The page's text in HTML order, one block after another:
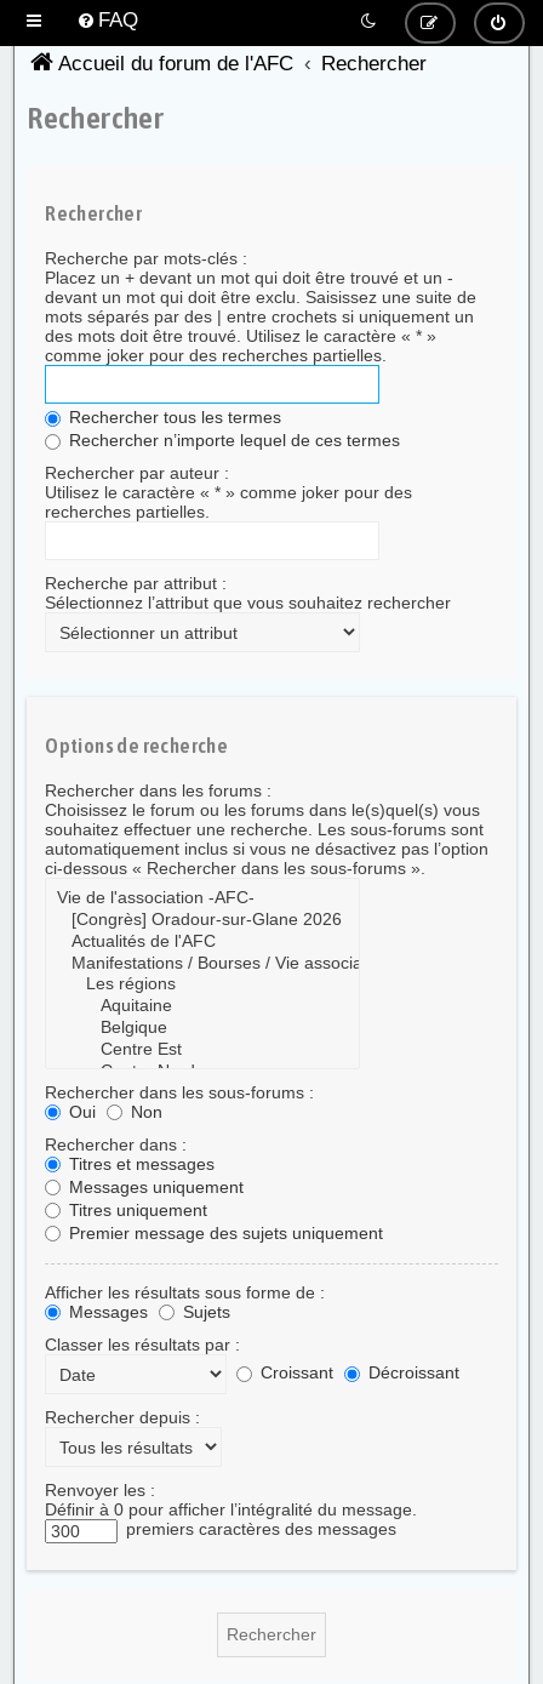
FAQ
Accueil du forum de l'AFC
Rechercher
Rechercher
Rechercher
Recherche par mots-clés :
Placez un+ devant un mot qui doit être trouvé et un-
devant un mot qui doit être exclu. Saisissez une suite de
mots séparés par des | entre crochets si uniquement un
des mots doit être trouvé. Utilisez le caractère « * »
comme joker pour des recherches partielles.
Rechercher tous les termes
Rechercher n’importe lequel de ces termes
Rechercher par auteur :
Utilisez le caractère « * » comme joker pour des
recherches partielles.
Recherche par attribut :
Sélectionnez l’attribut que vous souhaitez rechercher
Options de recherche
Rechercher dans les forums :
Choisissez le forum ou les forums dans le(s)quel(s) vous
souhaitez effectuer une recherche. Les sous-forums sont
automatiquement inclus si vous ne désactivez pas l’option
ci-dessous « Rechercher dans les sous-forums ».
Rechercher dans les sous-forums :
Oui
Non
Rechercher dans :
Titres et messages
Messages uniquement
Titres uniquement
Premier message des sujets uniquement
Afficher les résultats sous forme de :
Messages
Sujets
Classer les résultats par :
Croissant
Décroissant
Rechercher depuis :
Renvoyer les :
Définir à 0 pour afficher l’intégralité du message.
premiers caractères des messages